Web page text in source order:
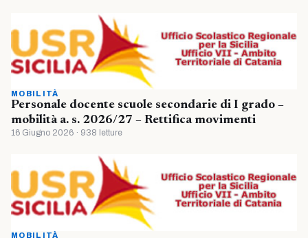
MOBILITÀ
Personale docente scuole secondarie di I grado –
mobilità a. s. 2026/27 – Rettifica movimenti
16 Giugno 2026 · 938 letture
MOBILITÀ